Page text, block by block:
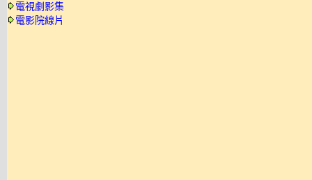
電視劇影集
電影院線片